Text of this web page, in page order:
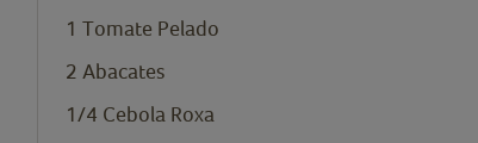
1 Tomate Pelado
2 Abacates
1/4 Cebola Roxa